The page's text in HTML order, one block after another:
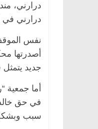
درارني،
درارني في
نفس
أصدرتها
جديد يتمثل
أما جمعية
في حق خالد
سبب